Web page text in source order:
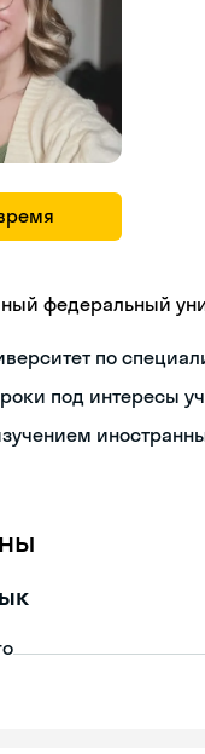
федеральный
по
под интересы